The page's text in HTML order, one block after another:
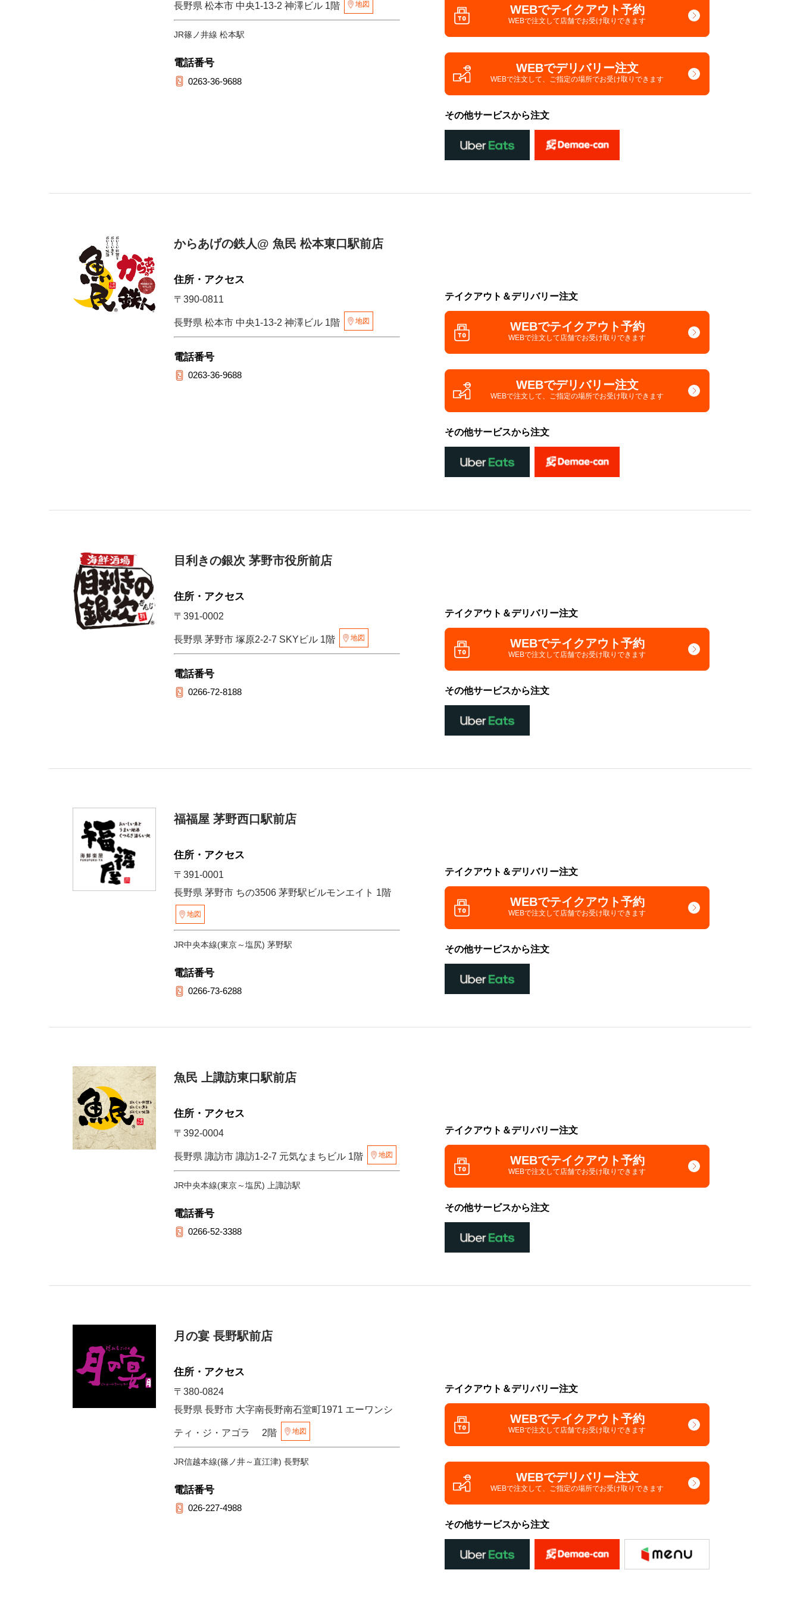
長野県 松本市 中央1-13-2 神澤ビル 1階 地図
JR篠ノ井線 松本駅
電話番号
0263-36-9688
WEBでテイクアウト予約
WEBで注文して店舗でお受け取りできます
WEBでデリバリー注文
WEBで注文して、 ご指定の場所でお受け取りできます
その他サービスから注文
からあげの鉄人@ 魚民 松本東口駅前店
住所・アクセス
〒390-0811
長野県 松本市 中央1-13-2 神澤ビル 1階 地図
電話番号
0263-36-9688
テイクアウト＆デリバリー注文
WEBでテイクアウト予約
WEBで注文して店舗でお受け取りできます
WEBでデリバリー注文
WEBで注文して、 ご指定の場所でお受け取りできます
その他サービスから注文
目利きの銀次 茅野市役所前店
住所・アクセス
〒391-0002
長野県 茅野市 塚原2-2-7 SKYビル 1階 地図
電話番号
0266-72-8188
テイクアウト＆デリバリー注文
WEBでテイクアウト予約
WEBで注文して店舗でお受け取りできます
その他サービスから注文
福福屋 茅野西口駅前店
住所・アクセス
〒391-0001
長野県 茅野市 ちの3506 茅野駅ビルモンエイト 1階
地図
JR中央本線(東京～塩尻) 茅野駅
電話番号
0266-73-6288
テイクアウト＆デリバリー注文
WEBでテイクアウト予約
WEBで注文して 店舗でお受け取りできます
その他サービスから注文
魚民 上諏訪東口駅前店
住所・アクセス
〒392-0004
長野県 諏訪市 諏訪1-2-7 元気なまちビル 1階 地図
JR中央本線(東京～塩尻) 上諏訪駅
電話番号
0266-52-3388
テイクアウト＆デリバリー注文
WEBでテイクアウト予約
WEBで注文して 店舗でお受け取りできます
その他サービスから注文
月の宴 長野駅前店
住所・アクセス
〒380-0824
長野県 長野市 大字南長野南石堂町1971 エーワンシ
ティ・ジ・アゴラ 2階 地図
JR信越本線(篠ノ井～直江津) 長野駅
電話番号
026-227-4988
テイクアウト＆デリバリー注文
WEBでテイクアウト予約
WEBで注文して 店舗でお受け取りできます
WEBでデリバリー注文
WEBで注文して、 ご指定の場所でお受け取りできます
その他サービスから注文